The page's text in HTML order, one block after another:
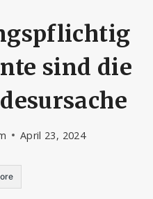
sind die
April 23, 2024